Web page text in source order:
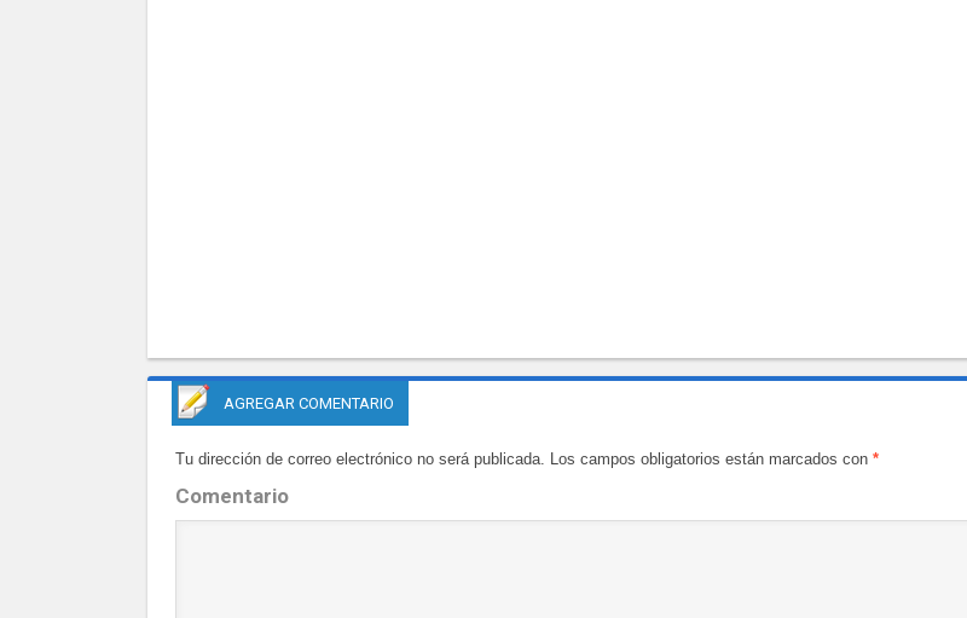
AGREGAR COMENTARIO
Tu dirección de correo electrónico no será publicada. Los campos obligatorios están marcados con *
Comentario